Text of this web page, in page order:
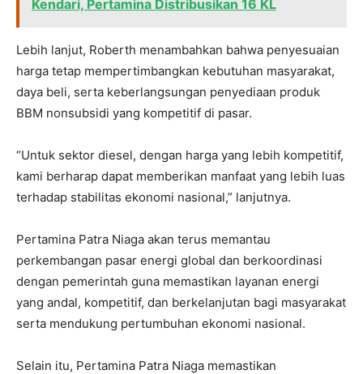
Kendari, Pertamina Distribusikan 16 KL
Lebih lanjut, Roberth menambahkan bahwa penyesuaian
harga tetap mempertimbangkan kebutuhan masyarakat,
daya beli, serta keberlangsungan penyediaan produk
BBM nonsubsidi yang kompetitif di pasar.
“Untuk sektor diesel, dengan harga yang lebih kompetitif,
kami berharap dapat memberikan manfaat yang lebih luas
terhadap stabilitas ekonomi nasional,” lanjutnya.
Pertamina Patra Niaga akan terus memantau
perkembangan pasar energi global dan berkoordinasi
dengan pemerintah guna memastikan layanan energi
yang andal, kompetitif, dan berkelanjutan bagi masyarakat
serta mendukung pertumbuhan ekonomi nasional.
Selain itu, Pertamina Patra Niaga memastikan